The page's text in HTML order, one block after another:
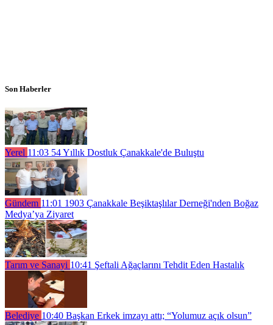
Son Haberler
Yerel 11:03 54 Yıllık Dostluk Çanakkale'de Buluştu
Gündem 11:01 1903 Çanakkale Beşiktaşlılar Derneği'nden Boğaz
Medya’ya Ziyaret
Tarım ve Sanayi 10:41 Şeftali Ağaçlarını Tehdit Eden Hastalık
Belediye 10:40 Başkan Erkek imzayı attı; “Yolumuz açık olsun”